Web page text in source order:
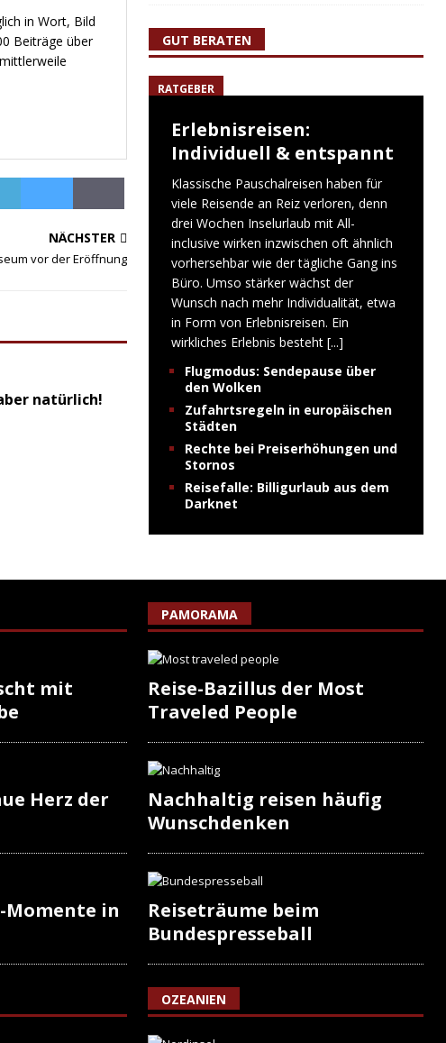
in Wort, Bild
Beiträge über
NÄCHSTER
vor der Eröffnung
natürlich!
GUT BERATEN
RATGEBER
Erlebnisreisen:
Individuell & entspannt
Klassische Pauschalreisen haben für
viele Reisende an Reiz verloren, denn
drei Wochen Inselurlaub mit All-
inclusive wirken inzwischen oft ähnlich
vorhersehbar wie der tägliche Gang ins
Büro. Umso stärker wächst der
Wunsch nach mehr Individualität, etwa
in Form von Erlebnisreisen. Ein
wirkliches Erlebnis besteht [...]
Flugmodus: Sendepause über
den Wolken
Zufahrtsregeln in europäischen
Städten
Rechte bei Preiserhöhungen und
Stornos
Reisefalle: Billigurlaub aus dem
Darknet
mit
Herz der
Momente in
PAMORAMA
Reise-Bazillus der Most
Traveled People
Nachhaltig reisen häufig
Wunschdenken
Reiseträume beim
Bundespresseball
OZEANIEN